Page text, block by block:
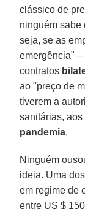
clássico de
ninguém sabe
seja, se as
emergência"
contratos
ao "preço de
tiverem a
sanitárias,
pandemia.
Ninguém
ideia. Uma
em regime de
entre US $